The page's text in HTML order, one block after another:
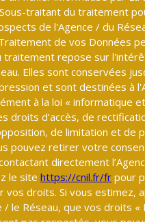
traitant du traitement
de l'Agence / du
de vos Données
traitement repose sur
Elles sont conservées
et sont destinées à
à la loi « informatique
droits d’accès, de
de limitation et de
pouvez retirer votre
directement
le site https://cnil.fr/fr pour
vos droits. Si vous estimez,
/ le Réseau, que vos droits «